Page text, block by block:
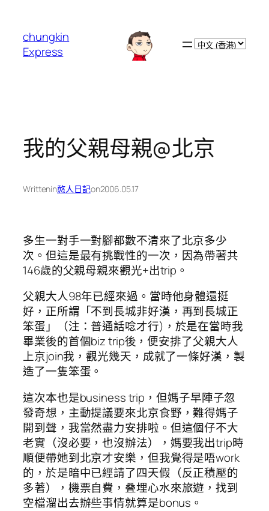
chungkin
Express
Choose
我的父親母親@北京
Writtenin憨人日記on2006.05.17
多生一對手一對腳都數不清來了北京多少
次。但這是最有挑戰性的一次，因為帶著共
146歲的父親母親來觀光+出trip。
父親大人98年已經來過。當時他身體還挺
好，正所謂「不到長城非好漢，再到長城正
笨蛋」（注：普通話唸才行)，於是在當時我
畢業後的首個biz trip後，便安排了父親大人
上京join我，觀光幾天，成就了一條好漢，製
造了一隻笨蛋。
這次本也是business trip，但媽子早陣子忽
發奇想，主動提議要來北京食野，難得媽子
開到聲，我當然盡力安排啦。但這個仔不大
老實（沒必要，也沒辦法），媽要我出trip時
順便帶她到北京才安樂，但我覺得是唔work
的，於是暗中已經請了四天假（反正積壓的
多著），機票自費，叠埋心水來旅遊，找到
空檔溜出去辦些事情就算是bonus。